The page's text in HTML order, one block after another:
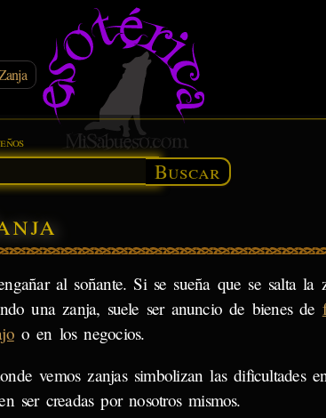
Buscar
al soñante. Si se sueña que se salta la
una zanja, suele ser anuncio de bienes de
o en los negocios.
vemos zanjas simbolizan las dificultades
ser creadas por nosotros mismos.